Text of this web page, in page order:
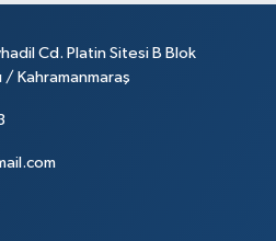
Cd. Platin Sitesi B Blok
Kahramanmaraş